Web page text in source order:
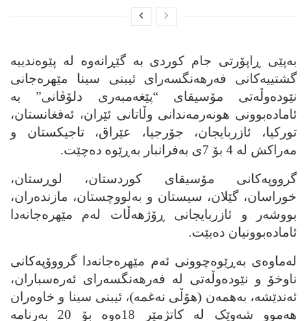
به‌پێی ڕاپۆرتی جام کوردی به‌ گێڕانه‌وه‌ له‌ پێوه‌ندییه‌
گشتییه‌کانی فه‌رهه‌نگسه‌رای ئیبنی سینا مێهره‌جانی
نێوده‌وڵه‌تی مۆسیقای “پێغه‌مبه‌ری دلۆڤانی” به‌
ئاماده‌بوونی هونه‌رمه‌ندانی وڵاتانی ئێران، ئه‌فغانستان،
تورکیا، ئازربایجان، جۆرجیا، عێراق، تاجیکستان و
مه‌راکش له‌ 4 بۆ 7ی به‌فرانبار به‌ڕێوه‌ ده‌چێت.
گرووپه‌کانی مۆسیقای کوردستان، لوڕستان،
خوراسان، گێلان، سیستان و به‌لووچستان، مازنده‌ران،
بووشه‌ر و ئازربایجانی ڕۆژهه‌ڵات له‌م مێهره‌جانه‌دا
ئاماده‌بوونیان ده‌بێت.
له‌ماوه‌ی به‌ڕێوه‌چوونی ئه‌م مێهره‌جانه‌دا گرووۆپه‌کانی
ناوخۆ و نێوده‌وڵه‌تی له‌ فه‌رهه‌نگسه‌رای ئه‌ره‌سباران،
ئه‌ندێشه‌، به‌همه‌ن (هۆڵی نه‌غمه‌)، ئیبنی سینا و خاوه‌ران
هه‌موو شه‌وێک له‌ کاتژمێر 18ه‌وه‌ بۆ 20 به‌رنامه‌